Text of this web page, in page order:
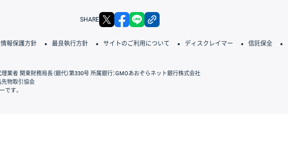
SHARE X facebook
報保護方針 最良執行方針 サイトのご利用について ディスクレイマー 信託保全
業者 関東財務局長（銀代）第330号 所属銀行：GMOあおぞらネット銀行株式会社
先物取引協会
です。